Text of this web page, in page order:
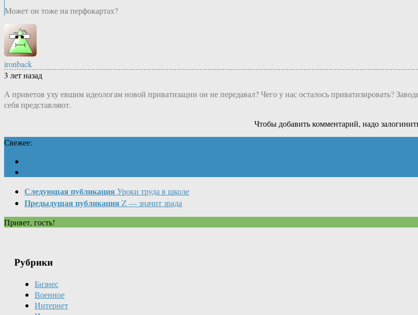
Может он тоже на перфокартах?
ironback
3 лет назад
А приветов уху евшим идеологам новой приватизации он не передавал? Чего у нас осталось приватизировать?
себя представляют.
Чтобы добавить комментарий, надо
Свежее:
Следующая публикация Уроки труда в школе
Предыдущая публикация Z — значит зрада
Привет, гость!
Рубрики
Бизнес
Военное
Интернет